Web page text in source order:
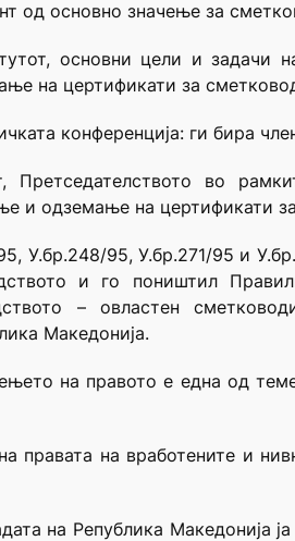
од основно значење за
основни цели и задачи
на цертификати за
конференција: ги бира
во
и одземање на цертификати
У.бр.248/95, У.бр.271/95 и
и го поништил
– овластен
Македонија.
на правото е една од
правата на вработените и
на Република Македонија